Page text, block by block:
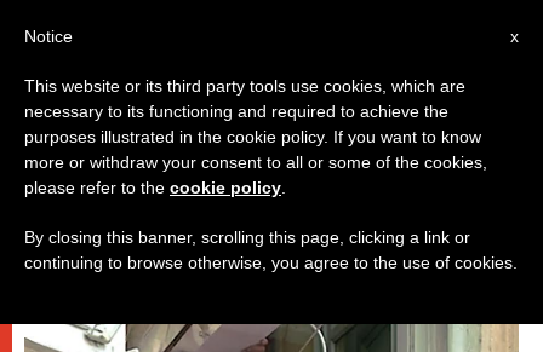
PAPI
x
Notice
This website or its third party tools use cookies, which are
necessary to its functioning and required to achieve the
purposes illustrated in the cookie policy. If you want to know
more or withdraw your consent to all or some of the cookies,
please refer to the cookie policy
By closing this banner, scrolling this page, clicking a link or
continuing to browse otherwise, you agree to the use of cookies.